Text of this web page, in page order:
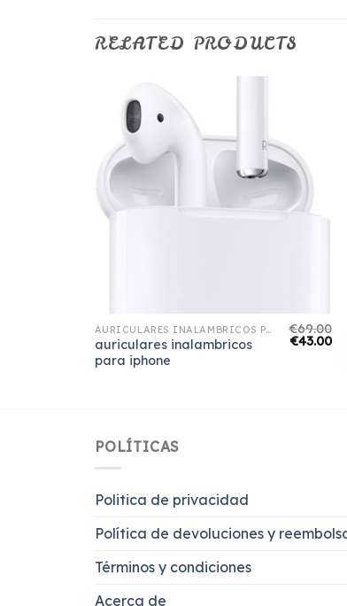
RELATED PRODUCTS
AURICULARES INALAMBRICOS PARA IPHONE
auriculares inalambricos
para iphone
€69.00
€43.00
POLÍTICAS
Politica de privacidad
Política de devoluciones y
Términos y condiciones
Acerca de